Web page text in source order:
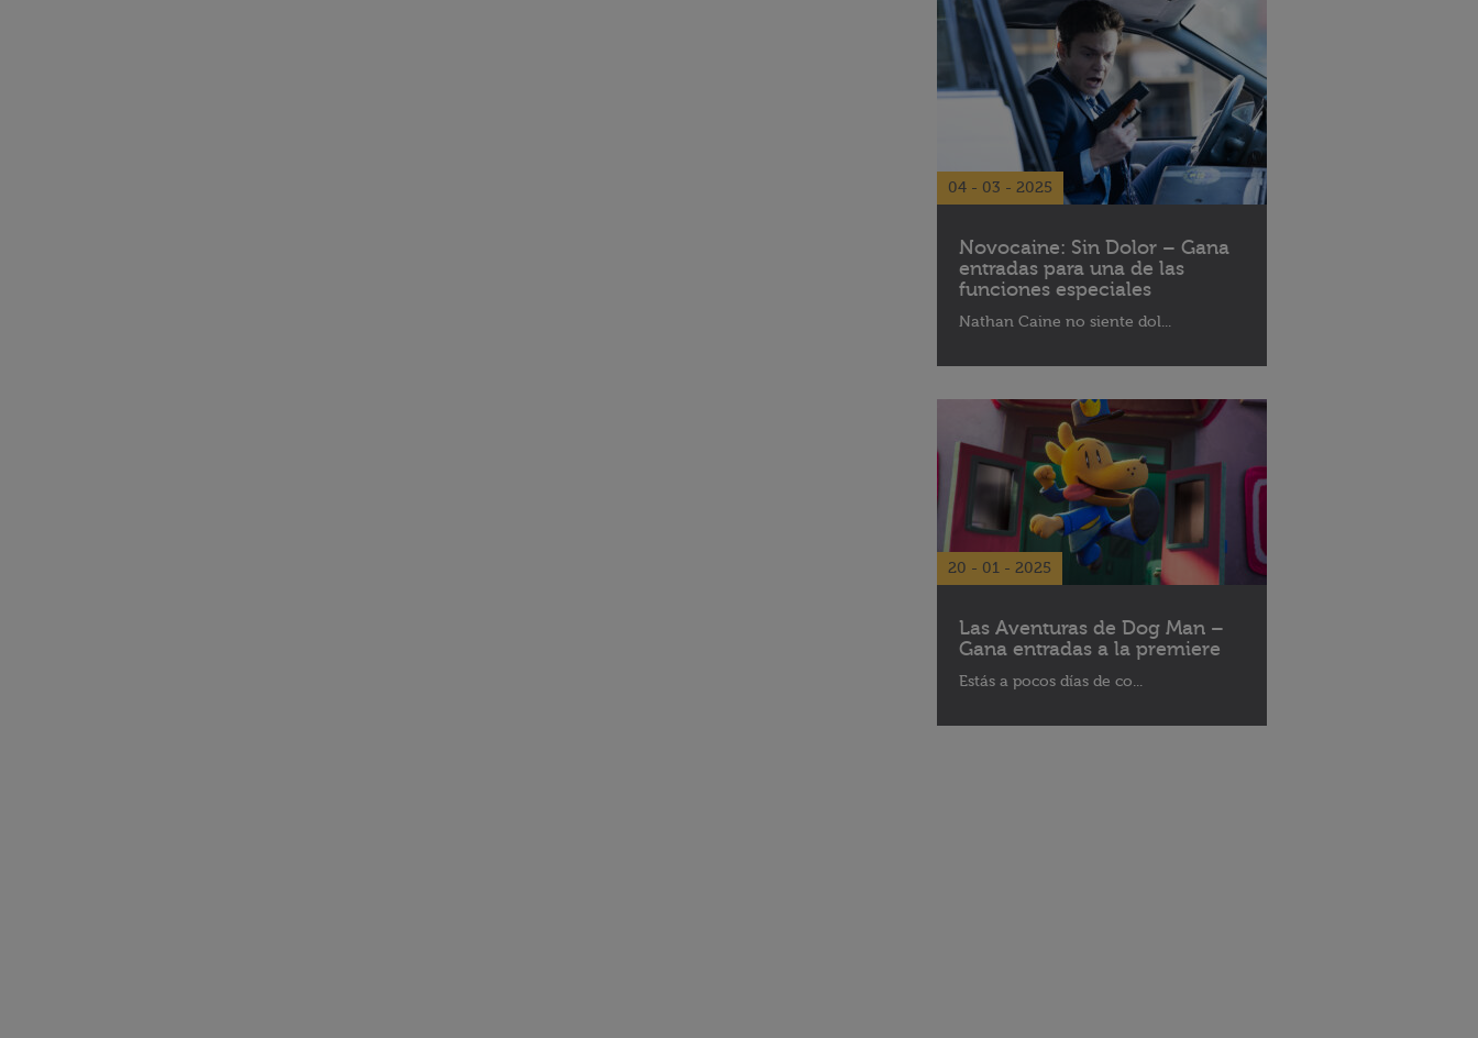
04 - 03 - 2025
Novocaine: Sin Dolor – Gana
entradas para una de las
funciones especiales
Nathan Caine no siente dol...
20 - 01 - 2025
Las Aventuras de Dog Man –
Gana entradas a la premiere
Estás a pocos días de co...